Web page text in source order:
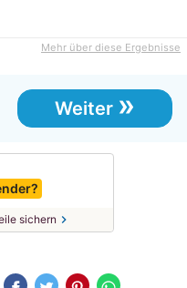
Mehr über diese Ergebnisse
Weiter »
sichern chevron_right